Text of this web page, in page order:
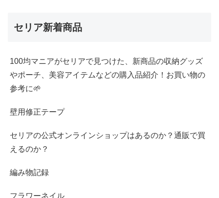
セリア新着商品
100均マニアがセリアで見つけた、新商品の収納グッズ
やポーチ、美容アイテムなどの購入品紹介！お買い物の
参考に🌱
壁用修正テープ
セリアの公式オンラインショップはあるのか？通販で買
えるのか？
編み物記録
フラワーネイル